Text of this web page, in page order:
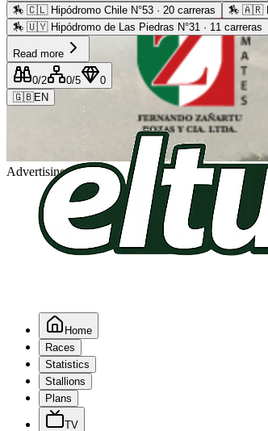
Advertising
🏇 🇨🇱 Hipódromo Chile N°53 · 20 carreras 🏇 🇦🇷
🏇 🇺🇾 Hipódromo de Las Piedras N°31 · 11 carreras
Read more
0/2 0/5
0
🇬🇧EN
Home
Races
Statistics
Stallions
Plans
TV